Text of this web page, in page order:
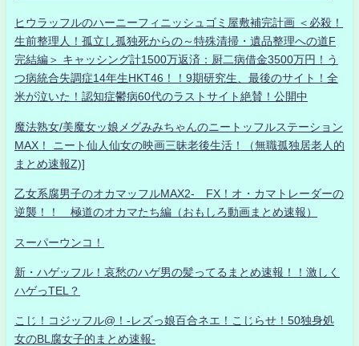
ヒウラッフルのハーニーフィニッシュゴミ屋敷補完計画 ＜必殺！
生前整理人！孤立し孤独死からの～特殊清掃・遺品整理への道F
完結編＞ キャッシング計1500万返済：厨二病借金3500万円！う
つ病統合失調症14年生HKT46！！9期研究生、最後のサイト！全
米が泣いた！認知症鬱病60代のラストサイト絶賛！公開中
魔法熟女/美魔女ッ娘メグみみちゃんのニートッフルステーション
MAX！ ニート仙人仙女の映画三昧老後生活！（無職孤独居老人的
まとめ速報Z)]
乙女系腐男子のオカマッフルMAX2- FX！オ・カマトレーダーの
逆襲！！ 極道のオカマたち編（おもしろ動画まとめ速報）
スーパーウンコ！
新・ハゲッフル！哀愁のハゲ男の髪ってるまとめ速報！！激しく
ハゲっTEL？
こじ！コジッフル@！-レズっ娘百合ネエ！こじらせ！50独身処
女のBL腐女子的まとめ速報-